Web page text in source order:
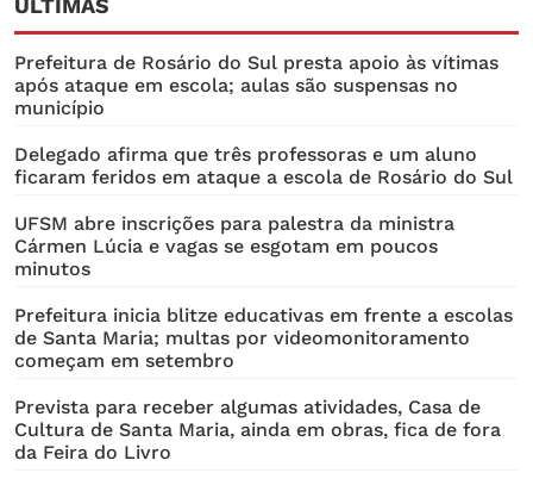
ÚLTIMAS
Prefeitura de Rosário do Sul presta apoio às vítimas
após ataque em escola; aulas são suspensas no
município
Delegado afirma que três professoras e um aluno
ficaram feridos em ataque a escola de Rosário do Sul
UFSM abre inscrições para palestra da ministra
Cármen Lúcia e vagas se esgotam em poucos
minutos
Prefeitura inicia blitze educativas em frente a escolas
de Santa Maria; multas por videomonitoramento
começam em setembro
Prevista para receber algumas atividades, Casa de
Cultura de Santa Maria, ainda em obras, fica de fora
da Feira do Livro